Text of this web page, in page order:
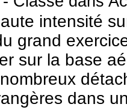
intensité
grand
sur la base
dans